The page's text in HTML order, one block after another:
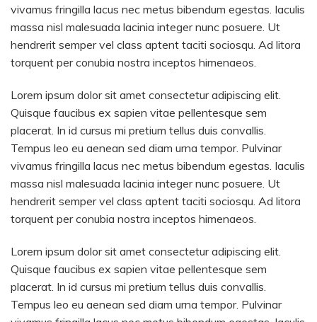
vivamus fringilla lacus nec metus bibendum egestas. Iaculis
massa nisl malesuada lacinia integer nunc posuere. Ut
hendrerit semper vel class aptent taciti sociosqu. Ad litora
torquent per conubia nostra inceptos himenaeos.
Lorem ipsum dolor sit amet consectetur adipiscing elit.
Quisque faucibus ex sapien vitae pellentesque sem
placerat. In id cursus mi pretium tellus duis convallis.
Tempus leo eu aenean sed diam urna tempor. Pulvinar
vivamus fringilla lacus nec metus bibendum egestas. Iaculis
massa nisl malesuada lacinia integer nunc posuere. Ut
hendrerit semper vel class aptent taciti sociosqu. Ad litora
torquent per conubia nostra inceptos himenaeos.
Lorem ipsum dolor sit amet consectetur adipiscing elit.
Quisque faucibus ex sapien vitae pellentesque sem
placerat. In id cursus mi pretium tellus duis convallis.
Tempus leo eu aenean sed diam urna tempor. Pulvinar